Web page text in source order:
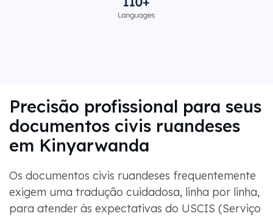
Precisão profissional para seus
documentos civis ruandeses
em Kinyarwanda
Os documentos civis ruandeses frequentemente
exigem uma tradução cuidadosa, linha por linha,
para atender às expectativas do USCIS (Serviço